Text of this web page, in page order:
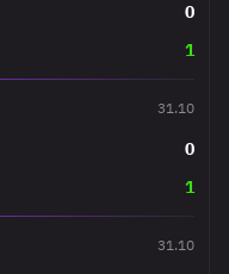
0
1
31.10
0
1
31.10